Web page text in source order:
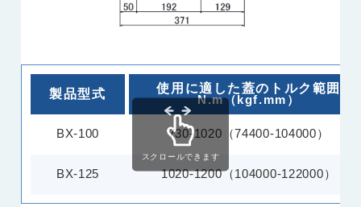
製品型式 使用に適した蓋のトルク範囲
N.m（kgf.mm）
BX-100 730-1020（74400-104000）
BX-125 1020-1200（104000-122000）
スクロールできます